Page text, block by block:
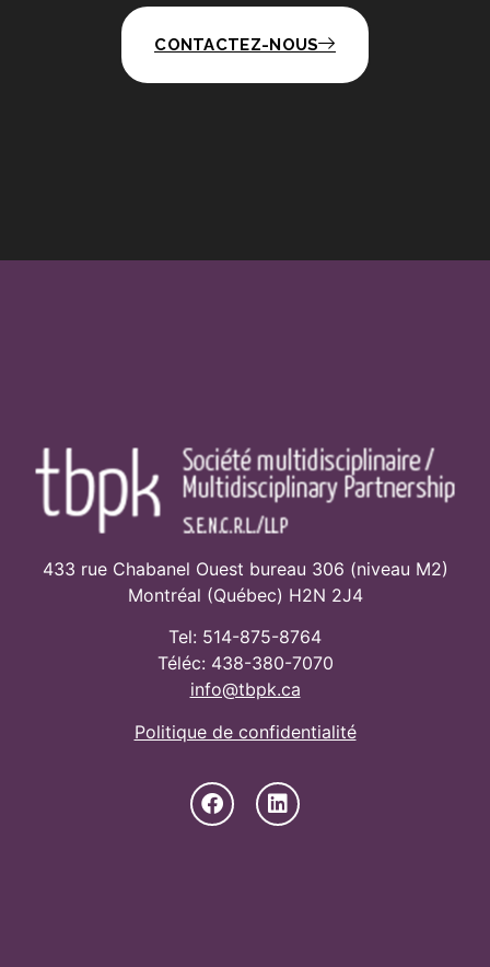
CONTACTEZ-NOUS
433 rue Chabanel Ouest bureau 306 (niveau M2)
Montréal (Québec) H2N 2J4
Tel: 514-875-8764
Téléc: 438-380-7070
info@tbpk.ca
Politique de confidentialité